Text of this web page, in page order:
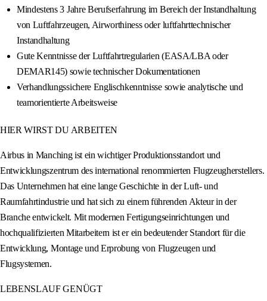
Mindestens 3 Jahre Berufserfahrung im Bereich der Instandhaltung
von Luftfahrzeugen, Airworthiness oder luftfahrttechnischer
Instandhaltung
Gute Kenntnisse der Luftfahrtregularien (EASA/LBA oder
DEMAR145) sowie technischer Dokumentationen
Verhandlungssichere Englischkenntnisse sowie analytische und
teamorientierte Arbeitsweise
HIER WIRST DU ARBEITEN
Airbus in Manching ist ein wichtiger Produktionsstandort und
Entwicklungszentrum des international renommierten Flugzeugherstellers.
Das Unternehmen hat eine lange Geschichte in der Luft- und
Raumfahrtindustrie und hat sich zu einem führenden Akteur in der
Branche entwickelt. Mit modernen Fertigungseinrichtungen und
hochqualifizierten Mitarbeitern ist er ein bedeutender Standort für die
Entwicklung, Montage und Erprobung von Flugzeugen und
Flugsystemen.
LEBENSLAUF GENÜGT